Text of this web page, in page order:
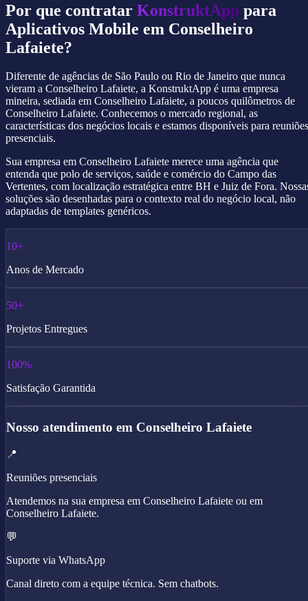
Por que contratar KonstruktApp para
Aplicativos Mobile em Conselheiro
Lafaiete?
Diferente de agências de São Paulo ou Rio de Janeiro que nunca
vieram a Conselheiro Lafaiete, a KonstruktApp é uma empresa
mineira, sediada em Conselheiro Lafaiete, a poucos quilômetros de
Conselheiro Lafaiete. Conhecemos o mercado regional, as
características dos negócios locais e estamos disponíveis para reuniões
presenciais.
Sua empresa em Conselheiro Lafaiete merece uma agência que
entenda que polo de serviços, saúde e comércio do Campo das
Vertentes, com localização estratégica entre BH e Juiz de Fora.
soluções são desenhadas para o contexto real do negócio local, não
adaptadas de templates genéricos.
10+
Anos de Mercado
50+
Projetos Entregues
100%
Satisfação Garantida
Nosso atendimento em Conselheiro Lafaiete
📍
Reuniões presenciais
Atendemos na sua empresa em Conselheiro Lafaiete ou em
Conselheiro Lafaiete.
💬
Suporte via WhatsApp
Canal direto com a equipe técnica. Sem chatbots.